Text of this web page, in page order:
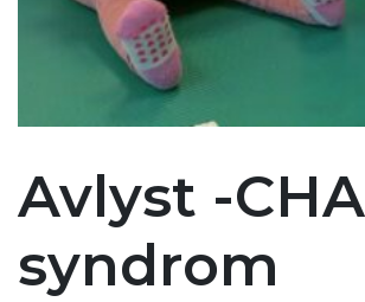
Avlyst -
syndrom